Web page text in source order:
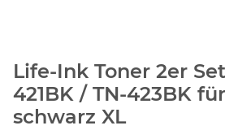
Life-Ink Toner 2er
421BK / TN-423BK
schwarz XL